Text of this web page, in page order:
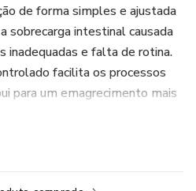
de forma simples e ajustada
sobrecarga intestinal causada
inadequadas e falta de rotina.
facilita os processos
para um emagrecimento mais
seu ritmo, sua rotina e